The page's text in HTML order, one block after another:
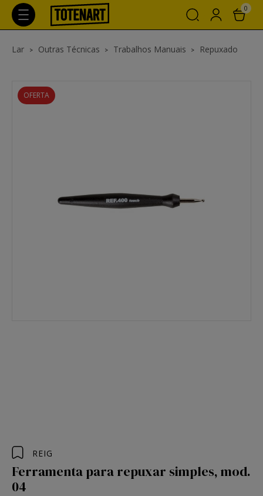
0
Lar Outras Técnicas Trabalhos Manuais Repuxado
OFERTA
REIG
Ferramenta para repuxar simples, mod.
04